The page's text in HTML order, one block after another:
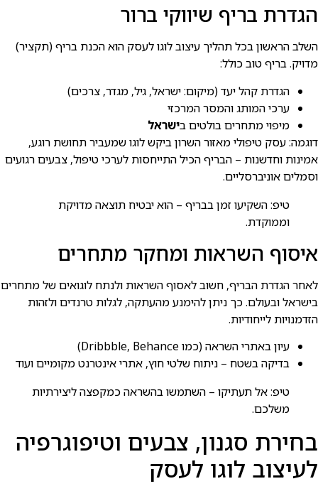
הגדרת בריף שיווקי ברור
השלב הראשון בכל תהליך עיצוב לוגו לעסק הוא הכנת בריף (תקציר)
מדויק. בריף טוב כולל:
הגדרת קהל יעד (מיקום: ישראל, גיל, מגדר, צרכים)
ערכי המותג והמסר המרכזי
מיפוי מתחרים בולטים בישראל
דוגמה: עסק טיפולי מאזור השרון ביקש לוגו שמעביר תחושת רוגע,
אמינות וחדשנות – הבריף הכיל התייחסות לערכי טיפול, צבעים רגועים
וסמלים אוניברסליים.
טיפ: השקיעו זמן בבריף – הוא יבטיח תוצאה מדויקת
וממוקדת.
איסוף השראות ומחקר מתחרים
לאחר הגדרת הבריף, חשוב לאסוף השראות ולנתח לוגואים של מתחרים
בישראל ובעולם. כך ניתן להימנע מהעתקה, לגלות טרנדים ולזהות
הזדמנויות לייחודיות.
עיון באתרי השראה (כמו Dribbble, Behance)
בדיקה בשטח – ניתוח שלטי חוץ, אתרי אינטרנט מקומיים ועוד
טיפ: אל תעתיקו – השתמשו בהשראה כמקפצה ליצירתיות
משלכם.
בחירת סגנון, צבעים וטיפוגרפיה
לעיצוב לוגו לעסק